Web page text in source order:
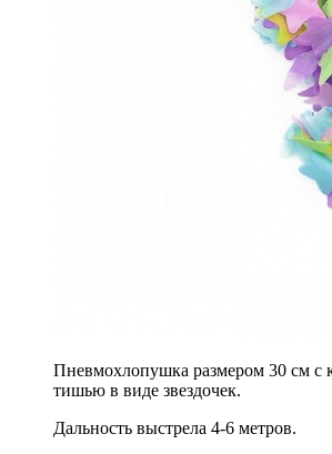
Пневмохлопушка размером 30 см с
тишью в виде звездочек.
Дальность выстрела 4-6 метров.